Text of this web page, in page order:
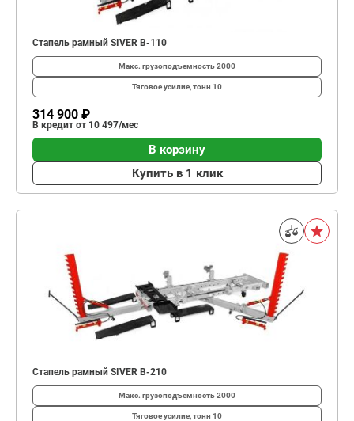
Стапель рамный SIVER B-110
Макс. грузоподъемность2000
Тяговое усилие, тонн 10
314 900 ₽
В кредит от 10 497/мес
В корзину
Купить в 1 клик
Стапель рамный SIVER B-210
Макс. грузоподъемность2000
Тяговое усилие, тонн 10